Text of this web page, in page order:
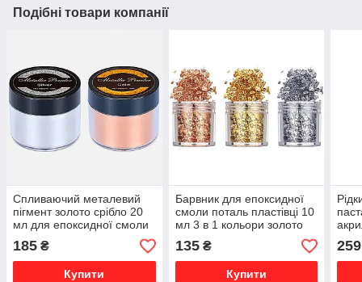
Подібні товари компанії
Спливаючий металевий
пігмент золото срібло 20
мл для епоксидної смоли
свічок декору клею
SKOVEN
185 ₴
Купити
Барвник для епоксидної
смоли поталь пластівці 10
мл 3 в 1 кольори золото
мідь срібло SKOVEN
135₴
Купити
100
259